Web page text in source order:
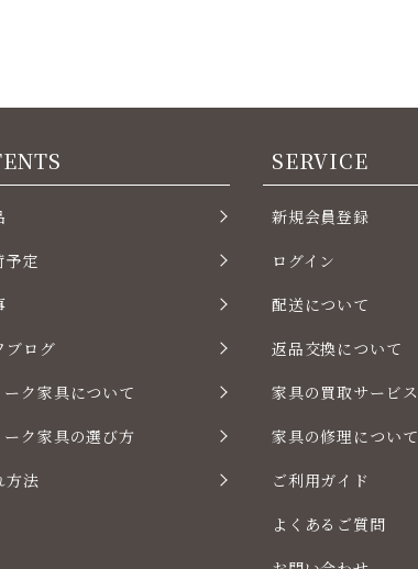
予定
ブログ
ーク家具について
ーク家具の選び方
方法
SERVICE
新規会員登録
ログイン
配送について
返品交換について
家具の買取サービス
家具の修理について
ご利用ガイド
よくあるご質問